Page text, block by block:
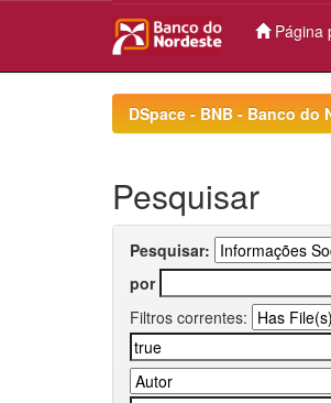
Página
DSpace - BNB - Banco do
Pesquisar
Pesquisar:
por
Filtros correntes: